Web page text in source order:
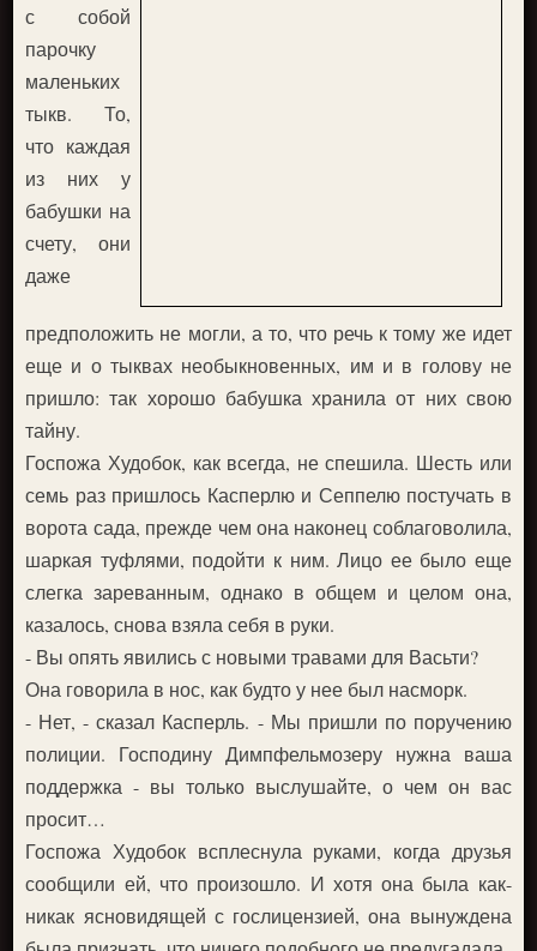
с собой
парочку
маленьких
тыкв. То,
что каждая
из них у
бабушки на
счету, они
даже
предположить не могли, а то, что речь к тому же идет
еще и о тыквах необыкновенных, им и в голову не
пришло: так хорошо бабушка хранила от них свою
тайну.
Госпожа Худобок, как всегда, не спешила. Шесть или
семь раз пришлось Касперлю и Сеппелю постучать в
ворота сада, прежде чем она наконец соблаговолила,
шаркая туфлями, подойти к ним. Лицо ее было еще
слегка зареванным, однако в общем и целом она,
казалось, снова взяла себя в руки.
- Вы опять явились с новыми травами для Васьти?
Она говорила в нос, как будто у нее был насморк.
- Нет, - сказал Касперль. - Мы пришли по поручению
полиции. Господину Димпфельмозеру нужна ваша
поддержка - вы только выслушайте, о чем он вас
просит…
Госпожа Худобок всплеснула руками, когда друзья
сообщили ей, что произошло. И хотя она была как-
никак ясновидящей с гослицензией, она вынуждена